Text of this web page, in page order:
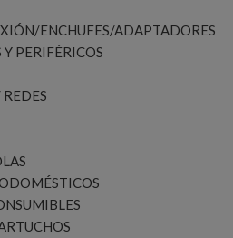
ENCHUFES/ADAPTADORES
PERIFÉRICOS